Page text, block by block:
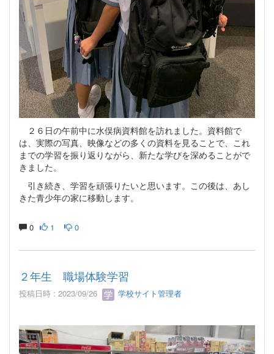
２６日の午前中に水俣病資料館を訪れました。資料館で
は、実際の写真、映像などの多くの資料を見ることで、これ
までの学習を振り返りながら、新たな学びを深めることがで
きました。
引き続き、学習を頑張りたいと思います。この後は、あし
きた青少年の家に移動します。
0 1 0
２年生 職場体験学習
投稿日時 : 2023/09/26 学校サイト管理者